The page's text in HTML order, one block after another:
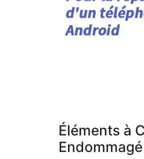
Éléments à